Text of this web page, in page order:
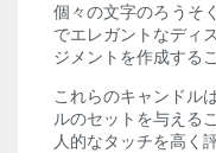
個々の文字のろうそ
でエレガントなディ
ジメントを作成する
これらのキャンドル
ルのセットを与える
人的なタッチを高く